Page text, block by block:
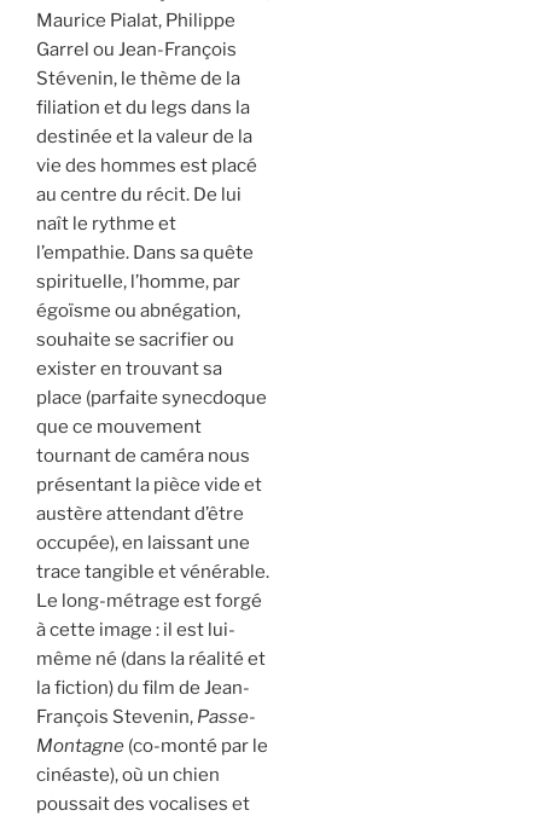
Maurice Pialat, Philippe
Garrel ou Jean-François
Stévenin, le thème de la
filiation et du legs dans la
destinée et la valeur de la
vie des hommes est placé
au centre du récit. De lui
naît le rythme et
l’empathie. Dans sa quête
spirituelle, l’homme, par
égoïsme ou abnégation,
souhaite se sacrifier ou
exister en trouvant sa
place (parfaite synecdoque
que ce mouvement
tournant de caméra nous
présentant la pièce vide et
austère attendant d’être
occupée), en laissant une
trace tangible et vénérable.
Le long-métrage est forgé
à cette image : il est lui-
même né (dans la réalité et
la fiction) du film de Jean-
François Stevenin, Passe-
Montagne (co-monté par le
cinéaste), où un chien
poussait des vocalises et